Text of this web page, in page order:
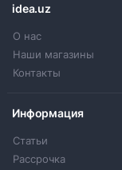
idea.uz
О нас
Наши магазины
Контакты
Информация
Статьи
Рассрочка